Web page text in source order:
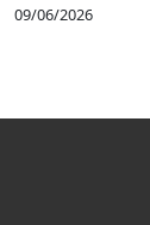
09/06/2026